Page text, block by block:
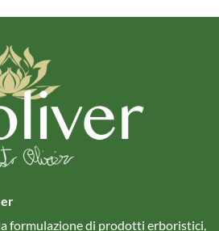
formulazione di prodotti erboristici,